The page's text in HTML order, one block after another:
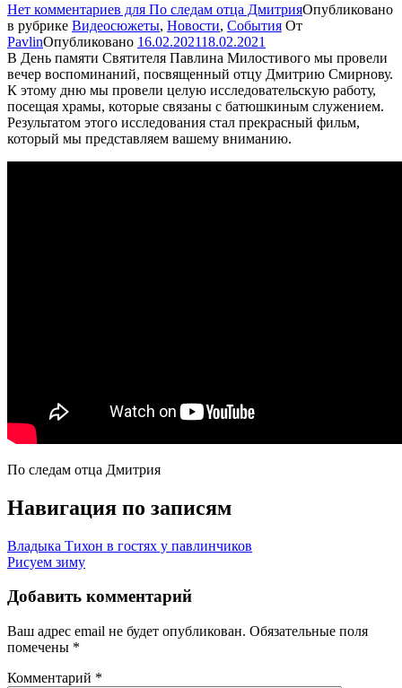
Нет комментариев для По следам отца ДмитрияОпубликовано
в рубрике Видеосюжеты, Новости, События От
PavlinОпубликовано 16.02.202118.02.2021
В День памяти Святителя Павлина Милостивого мы провели
вечер воспоминаний, посвященный отцу Дмитрию Смирнову.
К этому дню мы провели целую исследовательскую работу,
посещая храмы, которые связаны с батюшкиным служением.
Результатом этого исследования стал прекрасный фильм,
который мы представляем вашему вниманию.
По следам отца Дмитрия
Навигация по записям
Владыка Тихон в гостях у павлинчиков
Рисуем зиму
Добавить комментарий
Ваш адрес email не будет опубликован. Обязательные поля
помечены *
Комментарий *